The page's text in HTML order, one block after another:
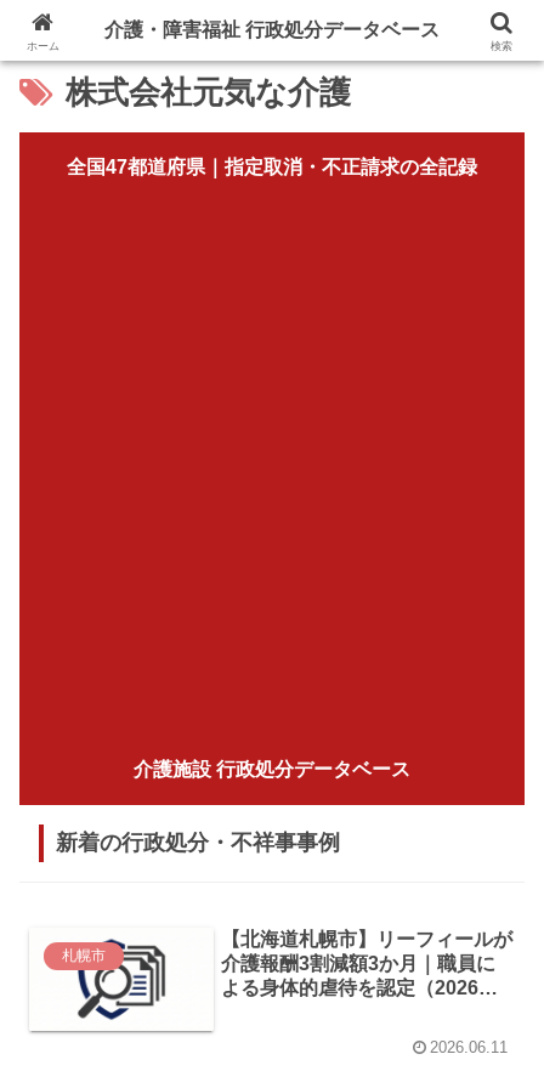
株式会社元気な介護
全国47都道府県｜指定取消・不正請求の全記録
介護施設 行政処分データベース
新着の行政処分・不祥事事例
札幌市
【北海道札幌市】リーフィールが
介護報酬3割減額3か月｜職員に
よる身体的虐待を認定（2026年5
2026.06.11
ホーム
介護・障害福祉 行政処分データベース
検索